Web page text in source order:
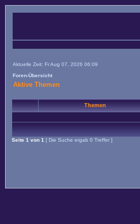
Aktuelle Zeit: Fr Aug 07, 2026 06:09
Foren-Übersicht
Aktive Themen
Themen
Seite 1 von 1 [ Die Suche ergab 0 Treffer ]